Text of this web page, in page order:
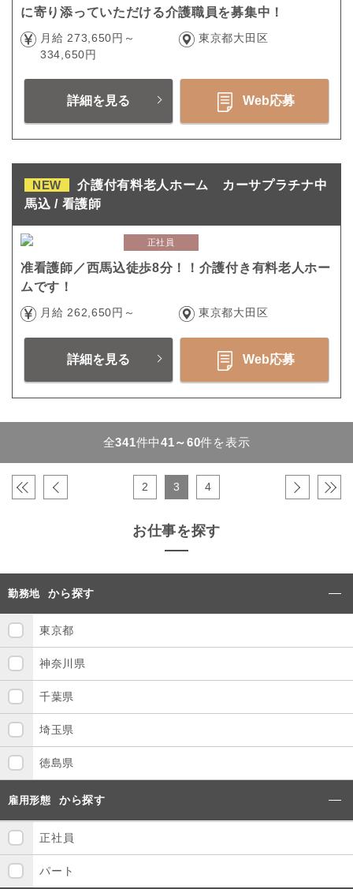
に寄り添っていただける介護職員を募集中！
月給 273,650円～
334,650円
東京都大田区
詳細を見る Web応募
NEW
介護付有料老人ホーム カーサプラチナ中
馬込 / 看護師
正社員
准看護師／西馬込徒歩8分！！介護付き有料老人ホー
ムです！
月給 262,650円～ 東京都大田区
詳細を見る Web応募
全341件中41～60件を表示
« ‹ 2 3 4 › »
お仕事を探す
勤務地 から探す
東京都
神奈川県
千葉県
埼玉県
徳島県
雇用形態 から探す
正社員
パート